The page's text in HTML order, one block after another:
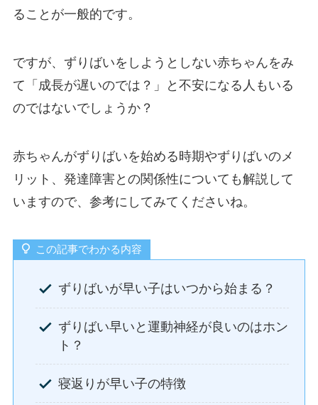
ることが一般的です。
ですが、ずりばいをしようとしない赤ちゃんをみ
て「成長が遅いのでは？」と不安になる人もいる
のではないでしょうか？
赤ちゃんがずりばいを始める時期やずりばいのメ
リット、発達障害との関係性についても解説して
いますので、参考にしてみてくださいね。
この記事でわかる内容
ずりばいが早い子はいつから始まる？
ずりばい早いと運動神経が良いのはホン
ト？
寝返りが早い子の特徴